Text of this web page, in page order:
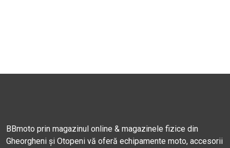
BBmoto prin magazinul online & magazinele fizice din
Gheorgheni și Otopeni vă oferă echipamente moto, accesorii